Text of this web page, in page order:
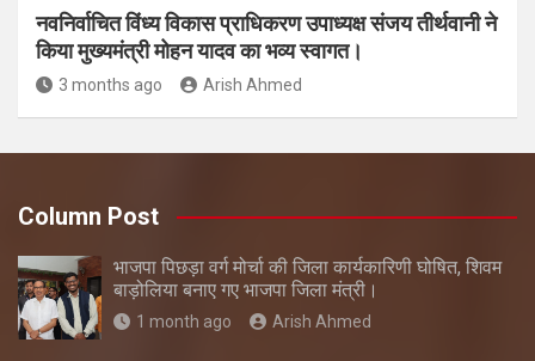
नवनिर्वाचित विंध्य विकास प्राधिकरण उपाध्यक्ष संजय तीर्थवानी ने
किया मुख्यमंत्री मोहन यादव का भव्य स्वागत।
3 months ago Arish Ahmed
Column Post
भाजपा पिछड़ा वर्ग मोर्चा की जिला कार्यकारिणी घोषित, शिवम
बाड़ोलिया बनाए गए भाजपा जिला मंत्री।
1 month ago Arish Ahmed